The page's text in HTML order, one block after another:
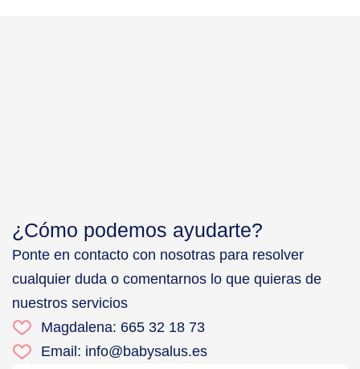
¿Cómo podemos ayudarte?
Ponte en contacto con nosotras para resolver
cualquier duda o comentarnos lo que quieras de
nuestros servicios
Magdalena: 665 32 18 73
Email: info@babysalus.es